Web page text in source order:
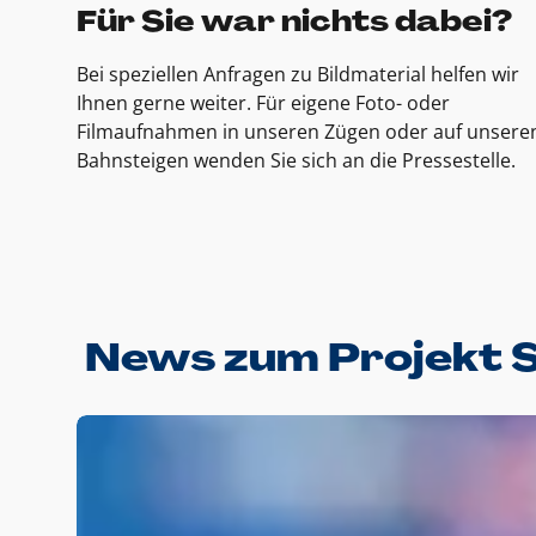
Für Sie war nichts dabei?
Bei speziellen Anfragen zu Bildmaterial helfen wir
Ihnen gerne weiter. Für eigene Foto- oder
Filmaufnahmen in unseren Zügen oder auf
Bahnsteigen wenden Sie sich an die Pressestelle.
News zum Projekt